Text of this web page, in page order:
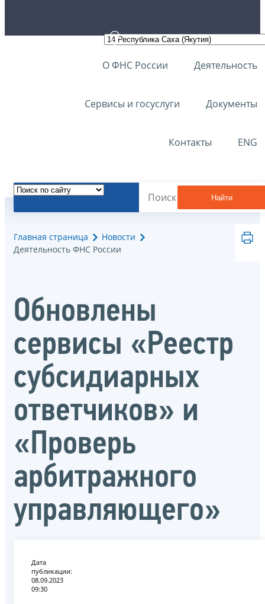
О ФНС России Деятельность
Сервисы и госуслуги Документы
Контакты ENG
Найти
Главная страница
Новости
Деятельность ФНС России
Обновлены
сервисы «Реестр
субсидиарных
ответчиков» и
«Проверь
арбитражного
управляющего»
Дата
публикации:
08.09.2023
09:30